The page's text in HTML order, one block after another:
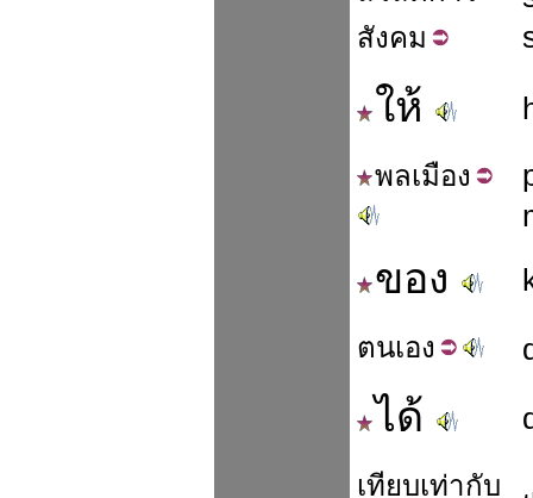
สังคม
ให้
พลเมือง
ของ
ตนเอง
ได้
เทียบเท่ากับ